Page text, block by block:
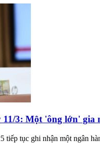
3: Một 'ông lớn'
tiếp tục ghi nhận một ngân